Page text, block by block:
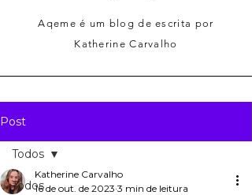
Aqeme é um blog de escrita por
Katherine Carvalho
Post
Todos
Todos
Katherine Carvalho
16 de out. de 2023 3 min de leitura